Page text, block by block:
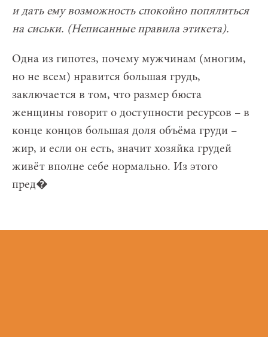
и дать ему возможность спокойно попялиться
на сиськи. (Неписанные правила этикета).
Одна из гипотез, почему мужчинам (многим,
но не всем) нравится большая грудь,
заключается в том, что размер бюста
женщины говорит о доступности ресурсов – в
конце концов большая доля объёма груди –
жир, и если он есть, значит хозяйка грудей
живёт вполне себе нормально. Из этого
пред�